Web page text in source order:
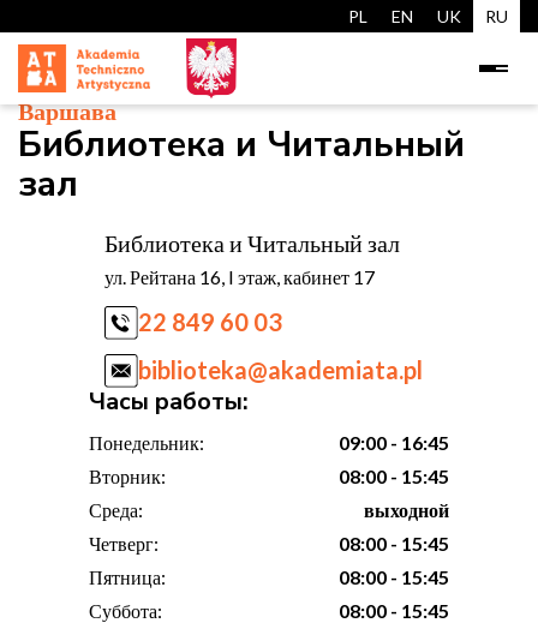
PL EN UK RU
Варшава
Библиотека и Читальный
зал
Библиотека и Читальный зал
ул. Рейтана 16, I этаж, кабинет 17
22 849 60 03
biblioteka@akademiata.pl
Часы работы:
Понедельник:
09:00 - 16:45
Вторник:
08:00 - 15:45
Среда:
выходной
Четверг:
08:00 - 15:45
Пятница:
08:00 - 15:45
Суббота:
08:00 - 15:45